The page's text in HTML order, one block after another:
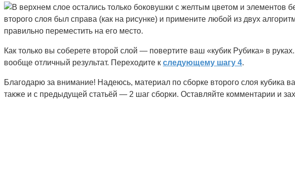
В верхнем слое остались только боковушки с желтым цветом и элементов
второго слоя был справа (как на рисунке) и примените любой из двух
правильно переместить на его место.
Как только вы соберете второй слой — повертите ваш «кубик Рубика» в
вообще отличный результат. Переходите к следующему шагу 4.
Благодарю за внимание! Надеюсь, материал по сборке второго слоя
также и с предыдущей статьёй — 2 шаг сборки. Оставляйте комментарии и